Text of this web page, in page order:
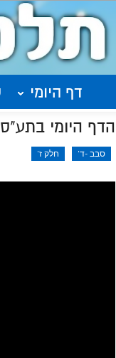
דף היומי
הדף היומי בתע"ס חלק ז'
סבב -ד' חלק ז'